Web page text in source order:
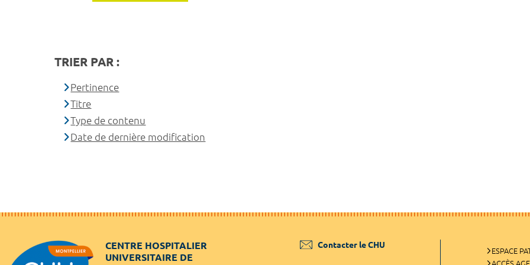
TRIER PAR :
Pertinence
Titre
Type de contenu
Date de dernière modification
CENTRE HOSPITALIER
UNIVERSITAIRE DE
Contacter le CHU
ESPACE
ACCÈS